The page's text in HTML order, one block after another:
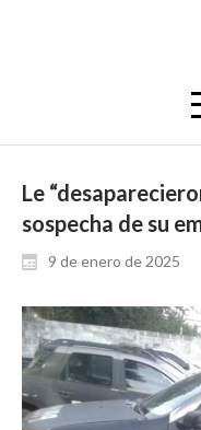
Le
sospecha de su
9 de enero de 2025